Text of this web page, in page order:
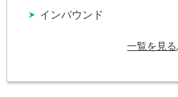
インバウンド
一覧を見る